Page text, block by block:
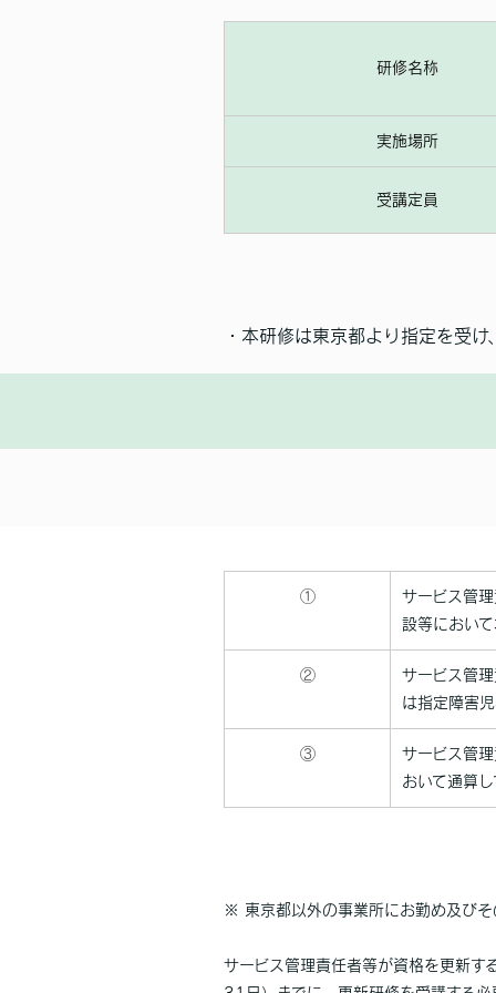
研修名称
実施場所
受講定員
・本研修は東京都より指定を受
①
サービス管
設等におい
②
サービス管
は指定障害
③
サービス管
おいて通算
※ 東京都以外の事業所にお勤め及びそ
サービス管理責任者等が資格を更新す